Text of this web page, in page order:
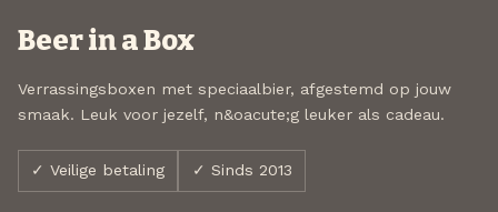
Beer in a Box
Verrassingsboxen met speciaalbier, afgestemd op jouw
smaak. Leuk voor jezelf, n&oacute;g leuker als cadeau.
✓ Veilige betaling ✓ Sinds 2013